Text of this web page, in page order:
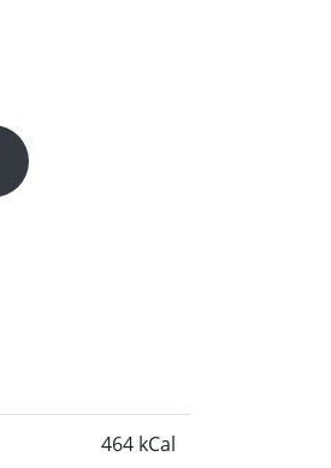
464 kCal